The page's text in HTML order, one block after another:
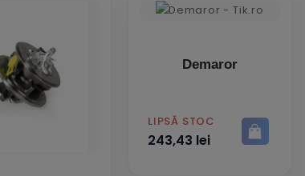
Demaror
PRET
LIPSĂ STOC
243,43 lei